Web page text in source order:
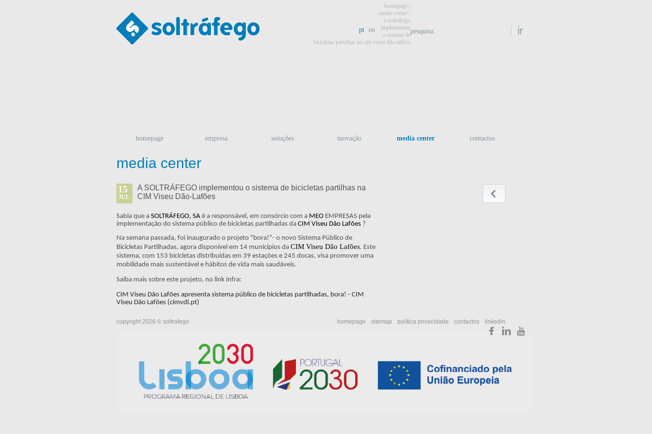
pesquisa:
pt en
homepage empresa soluções inovação media center contactos
homepage /
media center /
a soltráfego
implementou
o sistema de
bicicletas partilhas na cim viseu dão-lafões
media center
15
JUL
A SOLTRÁFEGO implementou o sistema de bicicletas partilhas na
CIM Viseu Dão-Lafões
Sabia que a SOLTRÁFEGO, SA é a responsável, em consórcio com a MEO EMPRESAS pela
implementação do sistema público de bicicletas partilhadas da CIM Viseu Dão Lafões ?
Na semana passada, foi inaugurado o projeto "bora!“- o novo Sistema Público de
Bicicletas Partilhadas, agora disponível em 14 municípios da CIM Viseu Dão Lafões. Este
sistema, com 153 bicicletas distribuídas em 39 estações e 245 docas, visa promover uma
mobilidade mais sustentável e hábitos de vida mais saudáveis.
Saiba mais sobre este projeto, no link infra:
CIM Viseu Dão Lafões apresenta sistema público de bicicletas partilhadas, bora! - CIM
Viseu Dão Lafões (cimvdl.pt)
copyright 2026 © soltrafego homepage sitemap política privacidade contactos linkedin